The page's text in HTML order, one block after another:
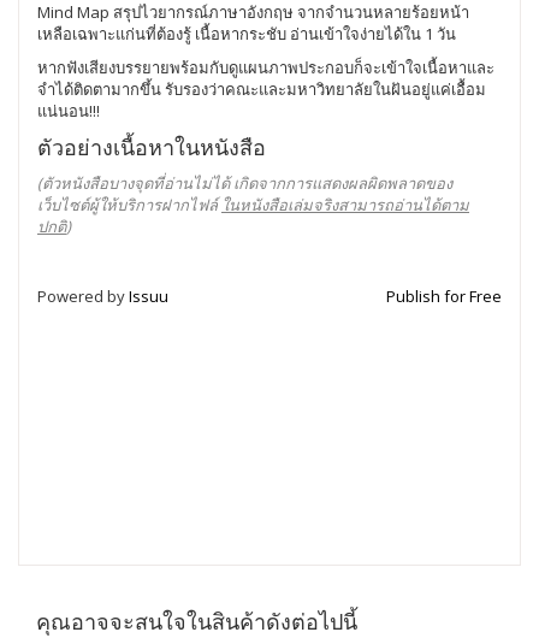
Mind Map สรุปไวยากรณ์ภาษาอังกฤษ จากจำนวนหลายร้อยหน้า
เหลือเฉพาะแก่นที่ต้องรู้ เนื้อหากระชับ อ่านเข้าใจง่ายได้ใน 1 วัน
หากฟังเสียงบรรยายพร้อมกับดูแผนภาพประกอบก็จะเข้าใจเนื้อหาและ
จำได้ติดตามากขึ้น รับรองว่าคณะและมหาวิทยาลัยในฝันอยู่แค่เอื้อม
แน่นอน!!!
ตัวอย่างเนื้อหาในหนังสือ
(ตัวหนังสือบางจุดที่อ่านไม่ได้ เกิดจากการแสดงผลผิดพลาดของ
เว็บไซต์ผู้ให้บริการฝากไฟล์ ในหนังสือเล่มจริงสามารถอ่านได้ตาม
ปกติ)
Powered byIssuu Publish for Free
คุณอาจจะสนใจในสินค้าดังต่อไปนี้